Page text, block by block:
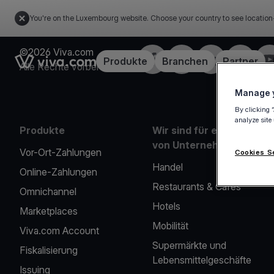
You're on the Luxembourg website. Choose your country to see
Link to the homepageProdukte Branchen Partner
©2026 Viva.com
Alle Rechte vorbehalten
Facebook
X LinkedInInstagram
Produkte
Vor-Ort-Zahlungen
Online-Zahlungen
Omnichannel
Marketplaces
Viva.com Account
Fiskalisierung
Issuing
Wir sind für eine Reihe
von Unternehmen da
Handel
Restaurants & Cafés
Hotels
Mobilität
Supermärkte und
Lebensmittelgeschäfte
Manage
By clicking
analyze
Cookies